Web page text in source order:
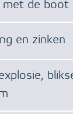
met de boot
en zinken